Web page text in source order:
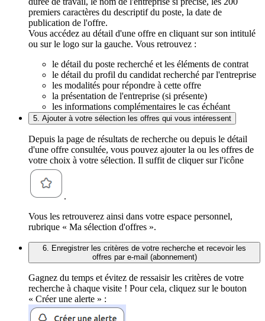
premiers caractères du descriptif du poste, la date de
publication de l'offre.
Vous accédez au détail d'une offre en cliquant sur son intitulé
ou sur le logo sur la gauche. Vous retrouvez :
le détail du poste recherché et les éléments de contrat
le détail du profil du candidat recherché par l'entreprise
les modalités pour répondre à cette offre
la présentation de l'entreprise (si présente)
les informations complémentaires le cas échéant
5. Ajouter à votre sélection les offres qui vous intéressent
Depuis la page de résultats de recherche ou depuis le détail
d'une offre consultée, vous pouvez ajouter la ou les offres de
votre choix à votre sélection. Il suffit de cliquer sur l'icône
.
Vous les retrouverez ainsi dans votre espace personnel,
rubrique « Ma sélection d'offres ».
6. Enregistrer les critères de votre recherche et recevoir les
offres par e-mail (abonnement)
Gagnez du temps et évitez de ressaisir les critères de votre
recherche à chaque visite ! Pour cela, cliquez sur le bouton
« Créer une alerte » :